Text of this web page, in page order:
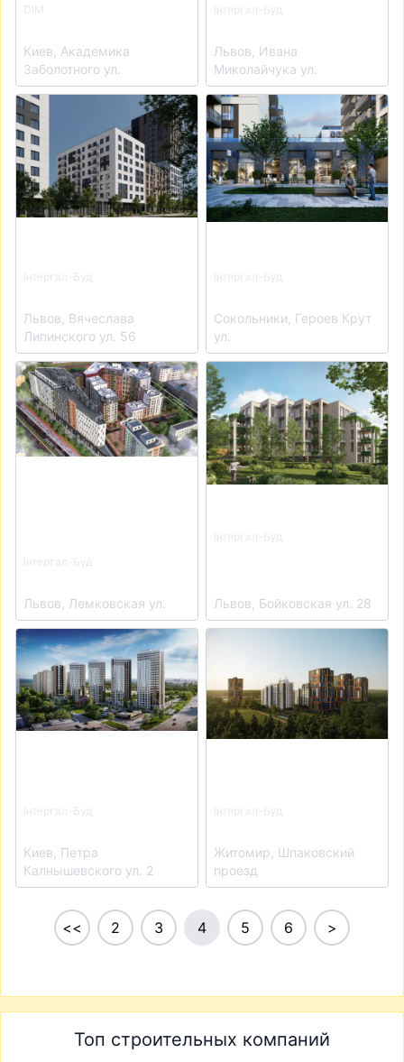
DIM
Киев, Академика
Заболотного ул.
Інтергал-Буд
Львов, Ивана
Миколайчука ул.
View details for ЖК City House
Інтергал-Буд
Львов, Вячеслава
Липинского ул. 56
View details for ЖК Wings
Інтергал-Буд
Сокольники, Героев Крут
ул.
View details for ЖК Mill Town
Інтергал-Буд
Львов, Лемковская ул.
View details for ЖК
Інтергал-Буд
Львов, Бойковская ул. 28
View details for ЖК Polar Park
Інтергал-Буд
Киев, Петра
Калнышевского ул. 2
Інтергал-Буд
Житомир, Шпаковский
проезд
<< 2 3 4 5 6 >
Топ строительных компаний